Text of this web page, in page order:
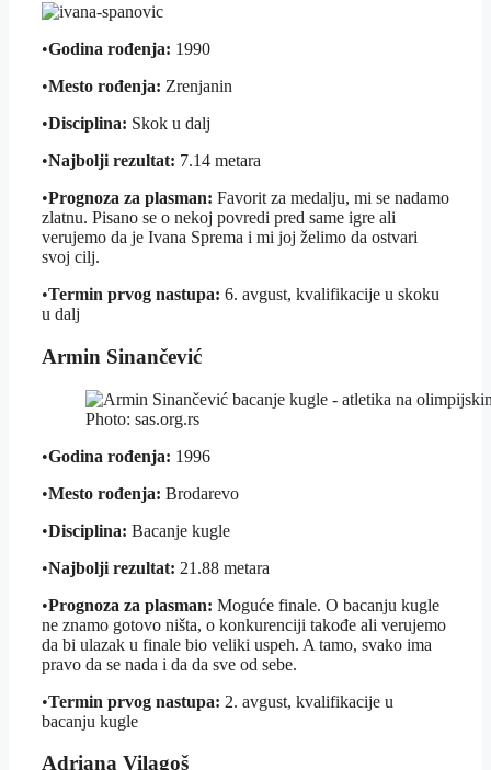
•Godina rođenja: 1990
•Mesto rođenja: Zrenjanin
•Disciplina: Skok u dalj
•Najbolji rezultat: 7.14 metara
•Prognoza za plasman: Favorit za medalju, mi se nadamo
zlatnu. Pisano se o nekoj povredi pred same igre ali
verujemo da je Ivana Sprema i mi joj želimo da ostvari
svoj cilj.
•Termin prvog nastupa: 6. avgust, kvalifikacije u skoku
u dalj
Armin Sinančević
Photo: sas.org.rs
•Godina rođenja: 1996
•Mesto rođenja: Brodarevo
•Disciplina: Bacanje kugle
•Najbolji rezultat: 21.88 metara
•Prognoza za plasman: Moguće finale. O bacanju kugle
ne znamo gotovo ništa, o konkurenciji takođe ali verujemo
da bi ulazak u finale bio veliki uspeh. A tamo, svako ima
pravo da se nada i da da sve od sebe.
•Termin prvog nastupa: 2. avgust, kvalifikacije u
bacanju kugle
Adriana Vilagoš